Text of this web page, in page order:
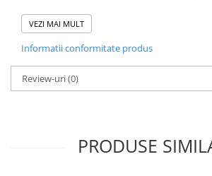
STICKERE PENTRU CAPOTA
STICKERE PENTRU LATERALE
STICKERE PERSONALIZATE
STICKERE PRAGURI
STICKERE UTILAJE AGRICOLE
- Pentru stickere personalizate si
portofoliul nostru va rugam sa ne
VEZI MAI MULT
Informatii conformitate produs
Review-uri(0)
PRODUSE